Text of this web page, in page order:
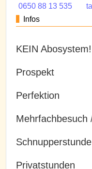
0650 88 13 535
Infos
KEIN Abosystem!
Prospekt
Perfektion
Mehrfachbesuch
Schnupperstunde
Privatstunden